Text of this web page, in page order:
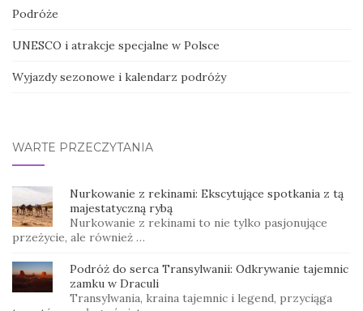
Podróże
UNESCO i atrakcje specjalne w Polsce
Wyjazdy sezonowe i kalendarz podróży
WARTE PRZECZYTANIA
Nurkowanie z rekinami: Ekscytujące spotkania z tą
majestatyczną rybą
Nurkowanie z rekinami to nie tylko pasjonujące
przeżycie, ale również …
Podróż do serca Transylwanii: Odkrywanie tajemnic
zamku w Draculi
Transylwania, kraina tajemnic i legend, przyciąga